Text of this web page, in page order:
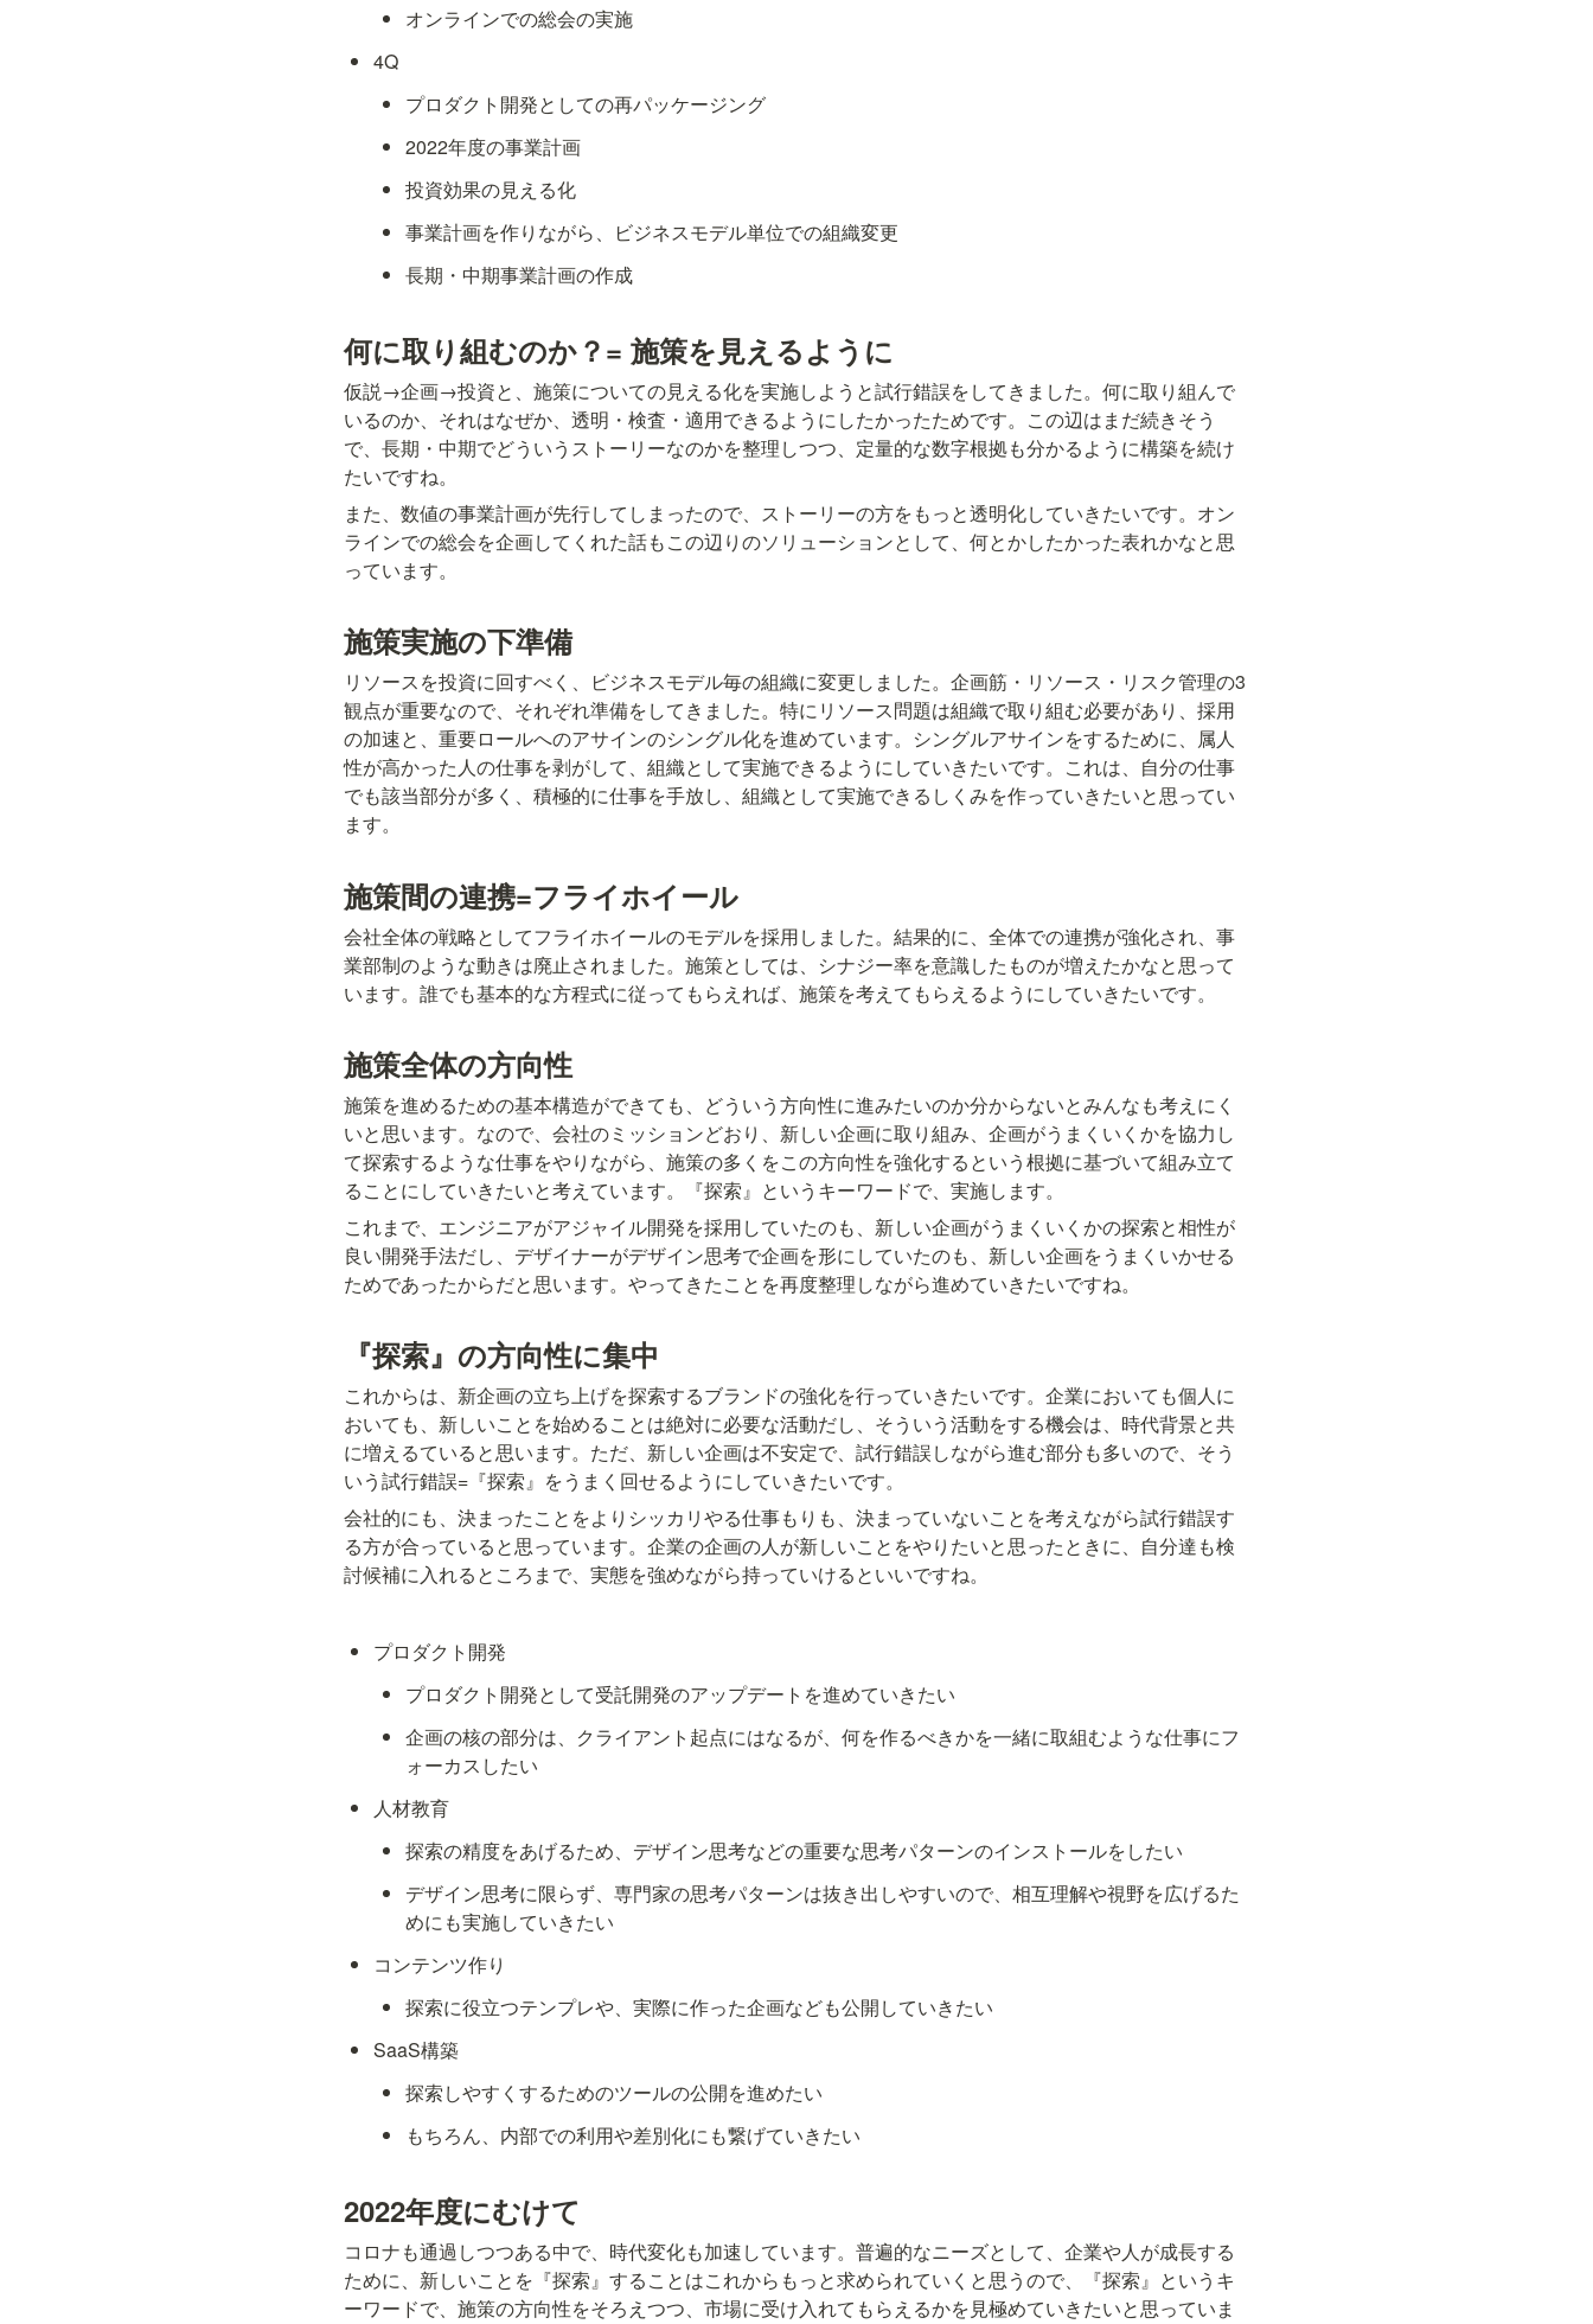
オンラインでの総会の実施
4Q
プロダクト開発としての再パッケージング
2022年度の事業計画
投資効果の見える化
事業計画を作りながら、ビジネスモデル単位での組織変更
長期・中期事業計画の作成
何に取り組むのか？= 施策を見えるように
仮説→企画→投資と、施策についての見える化を実施しようと試行錯誤をしてきました。何に取り組んで
いるのか、それはなぜか、透明・検査・適用できるようにしたかったためです。この辺はまだ続きそう
で、長期・中期でどういうストーリーなのかを整理しつつ、定量的な数字根拠も分かるように構築を続け
たいですね。
また、数値の事業計画が先行してしまったので、ストーリーの方をもっと透明化していきたいです。オン
ラインでの総会を企画してくれた話もこの辺りのソリューションとして、何とかしたかった表れかなと思
っています。
施策実施の下準備
リソースを投資に回すべく、ビジネスモデル毎の組織に変更しました。企画筋・リソース・リスク管理の3
観点が重要なので、それぞれ準備をしてきました。特にリソース問題は組織で取り組む必要があり、採用
の加速と、重要ロールへのアサインのシングル化を進めています。シングルアサインをするために、属人
性が高かった人の仕事を剥がして、組織として実施できるようにしていきたいです。これは、自分の仕事
でも該当部分が多く、積極的に仕事を手放し、組織として実施できるしくみを作っていきたいと思ってい
ます。
施策間の連携=フライホイール
会社全体の戦略としてフライホイールのモデルを採用しました。結果的に、全体での連携が強化され、事
業部制のような動きは廃止されました。施策としては、シナジー率を意識したものが増えたかなと思って
います。誰でも基本的な方程式に従ってもらえれば、施策を考えてもらえるようにしていきたいです。
施策全体の方向性
施策を進めるための基本構造ができても、どういう方向性に進みたいのか分からないとみんなも考えにく
いと思います。なので、会社のミッションどおり、新しい企画に取り組み、企画がうまくいくかを協力し
て探索するような仕事をやりながら、施策の多くをこの方向性を強化するという根拠に基づいて組み立て
ることにしていきたいと考えています。『探索』というキーワードで、実施します。
これまで、エンジニアがアジャイル開発を採用していたのも、新しい企画がうまくいくかの探索と相性が
良い開発手法だし、デザイナーがデザイン思考で企画を形にしていたのも、新しい企画をうまくいかせる
ためであったからだと思います。やってきたことを再度整理しながら進めていきたいですね。
『探索』の方向性に集中
これからは、新企画の立ち上げを探索するブランドの強化を行っていきたいです。企業においても個人に
おいても、新しいことを始めることは絶対に必要な活動だし、そういう活動をする機会は、時代背景と共
に増えるていると思います。ただ、新しい企画は不安定で、試行錯誤しながら進む部分も多いので、そう
いう試行錯誤=『探索』をうまく回せるようにしていきたいです。
会社的にも、決まったことをよりシッカリやる仕事もりも、決まっていないことを考えながら試行錯誤す
る方が合っていると思っています。企業の企画の人が新しいことをやりたいと思ったときに、自分達も検
討候補に入れるところまで、実態を強めながら持っていけるといいですね。
プロダクト開発
プロダクト開発として受託開発のアップデートを進めていきたい
企画の核の部分は、クライアント起点にはなるが、何を作るべきかを一緒に取組むような仕事にフ
ォーカスしたい
人材教育
探索の精度をあげるため、デザイン思考などの重要な思考パターンのインストールをしたい
デザイン思考に限らず、専門家の思考パターンは抜き出しやすいので、相互理解や視野を広げるた
めにも実施していきたい
コンテンツ作り
探索に役立つテンプレや、実際に作った企画なども公開していきたい
SaaS構築
探索しやすくするためのツールの公開を進めたい
もちろん、内部での利用や差別化にも繋げていきたい
2022年度にむけて
コロナも通過しつつある中で、時代変化も加速しています。普遍的なニーズとして、企業や人が成長する
ために、新しいことを『探索』することはこれからもっと求められていくと思うので、『探索』というキ
ーワードで、施策の方向性をそろえつつ、市場に受け入れてもらえるかを見極めていきたいと思っていま